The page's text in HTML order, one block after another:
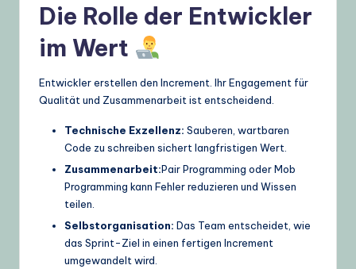
Die Rolle der Entwickler
im Wert
Entwickler erstellen den Increment. Ihr Engagement für
Qualität und Zusammenarbeit ist entscheidend.
Technische Exzellenz: Sauberen, wartbaren
Code zu schreiben sichert langfristigen Wert.
Zusammenarbeit:Pair Programming oder Mob
Programming kann Fehler reduzieren und Wissen
teilen.
Selbstorganisation: Das Team entscheidet, wie
das Sprint-Ziel in einen fertigen Increment
umgewandelt wird.